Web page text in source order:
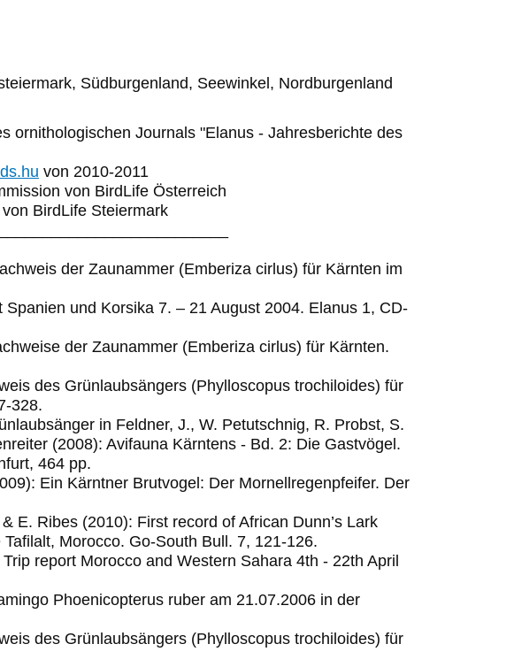
Südburgenland, Seewinkel, Nordburgenland
ornithologischen Journals "Elanus - Jahresberichte des
von 2010-2011
von BirdLife Österreich
BirdLife Steiermark
der Zaunammer (Emberiza cirlus) für Kärnten im
und Korsika 7. – 21 August 2004. Elanus 1, CD-
der Zaunammer (Emberiza cirlus) für Kärnten.
des Grünlaubsängers (Phylloscopus trochiloides) für
328.
in Feldner, J., W. Petutschnig, R. Probst, S.
(2008): Avifauna Kärntens - Bd. 2: Die Gastvögel.
464 pp.
Ein Kärntner Brutvogel: Der Mornellregenpfeifer. Der
E. Ribes (2010): First record of African Dunn’s Lark
Morocco. Go-South Bull. 7, 121-126.
report Morocco and Western Sahara 4th - 22th April
Phoenicopterus ruber am 21.07.2006 in der
des Grünlaubsängers (Phylloscopus trochiloides) für